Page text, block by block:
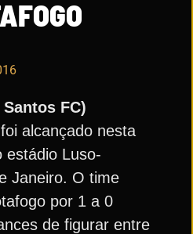
FC)
alcançado nesta
estádio Luso-
Janeiro. O time
por 1 a 0
de figurar entre